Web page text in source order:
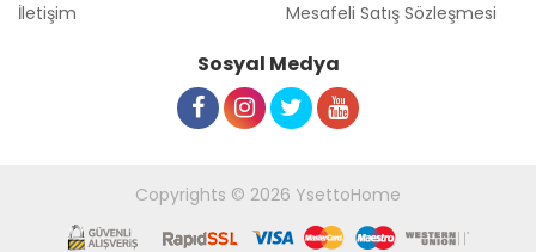
İletişim
Mesafeli Satış Sözleşmesi
Sosyal Medya
Copyrights © 2026 YsettoHome